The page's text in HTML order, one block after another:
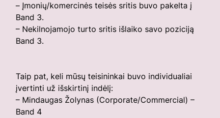
– Įmonių/komercinės teisės sritis buvo pakelta į
Band 3.
– Nekilnojamojo turto sritis išlaiko savo poziciją
Band 3.
Taip pat, keli mūsų teisininkai buvo individualiai
įvertinti už išskirtinį indėlį:
– Mindaugas Žolynas (Corporate/Commercial) –
Band 4